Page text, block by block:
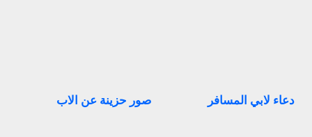
دعاء لابي المسافر صور حزينة عن الاب